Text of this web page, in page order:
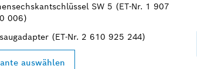
SW 5 (ET-Nr. 1 907
006)
(ET-Nr. 2 610 925 244)
auswählen